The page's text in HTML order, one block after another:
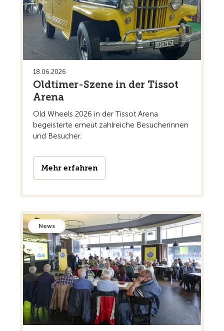
18.06.2026
Oldtimer-Szene in der Tissot
Arena
Old Wheels 2026 in der Tissot Arena
begeisterte erneut zahlreiche Besucherinnen
und Besucher.
Mehr erfahren
News